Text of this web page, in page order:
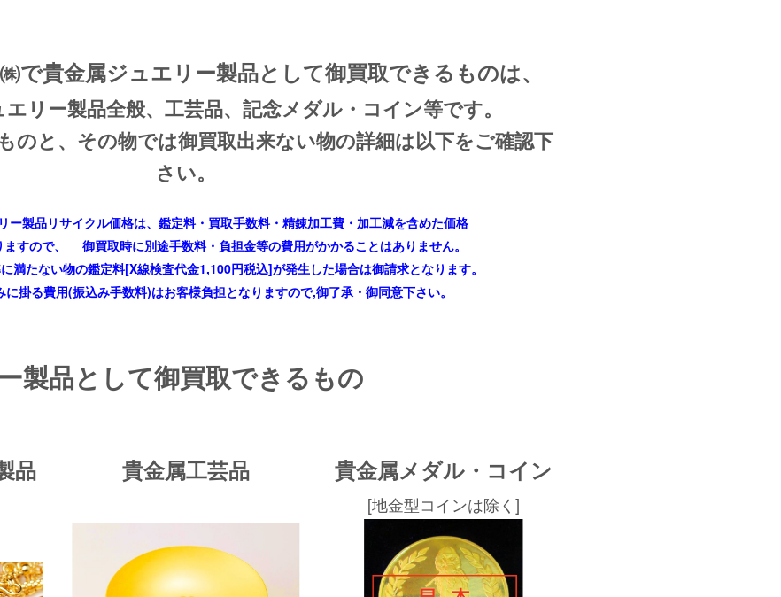
で貴金属ジュエリー製品として御買取できるものは、
ー製品全般、工芸品、記念メダル・コイン等です。
と、その物では御買取出来ない物の詳細は以下をご確認下
さい。
ー製品リサイクル価格は、鑑定料・買取手数料・精錬加工費・加工減を含めた価格
すので、
御買取時に別途手数料・負担金等の費用がかかることはありません。
たない物の鑑定料[X線検査代金1,100円税込]が発生した場合は御請求となります。
る費用(振込み手数料)はお客様負担となりますので,御了承・御同意下さい。
製品として御買取できるもの
品
貴金属工芸品 貴金属メダル・コイン
[地金型コインは除く]